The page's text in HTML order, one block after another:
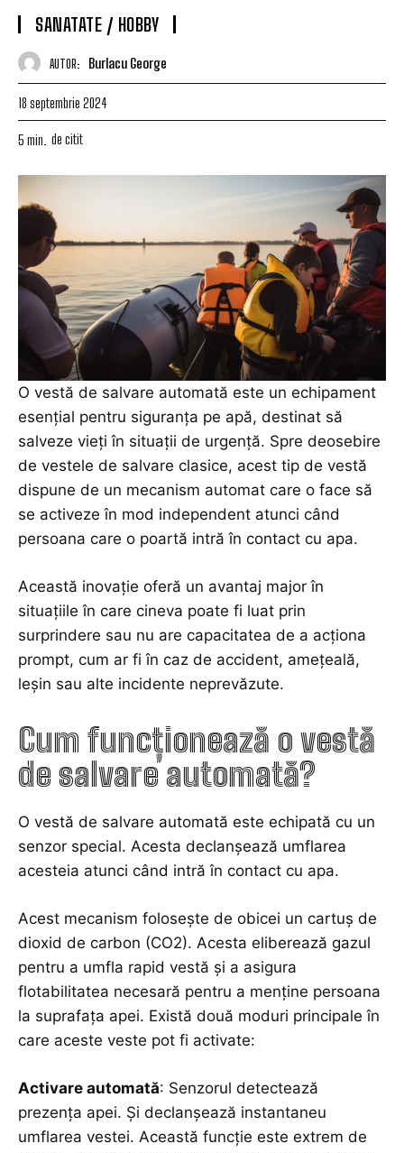
SANATATE / HOBBY
AUTOR: Burlacu George
18 septembrie 2024
5 min. de citit
O vestă de salvare automată este un echipament
esențial pentru siguranța pe apă, destinat să
salveze vieți în situații de urgență. Spre deosebire
de vestele de salvare clasice, acest tip de vestă
dispune de un mecanism automat care o face să
se activeze în mod independent atunci când
persoana care o poartă intră în contact cu apa.
Această inovație oferă un avantaj major în
situațiile în care cineva poate fi luat prin
surprindere sau nu are capacitatea de a acționa
prompt, cum ar fi în caz de accident, amețeală,
leșin sau alte incidente neprevăzute.
Cum funcționează o vestă
de salvare automată?
O vestă de salvare automată este echipată cu un
senzor special. Acesta declanșează umflarea
acesteia atunci când intră în contact cu apa.
Acest mecanism folosește de obicei un cartuș de
dioxid de carbon (CO2). Acesta eliberează gazul
pentru a umfla rapid vestă și a asigura
flotabilitatea necesară pentru a menține persoana
la suprafața apei. Există două moduri principale în
care aceste veste pot fi activate:
Activare automată: Senzorul detectează
prezența apei. Și declanșează instantaneu
umflarea vestei. Această funcție este extrem de